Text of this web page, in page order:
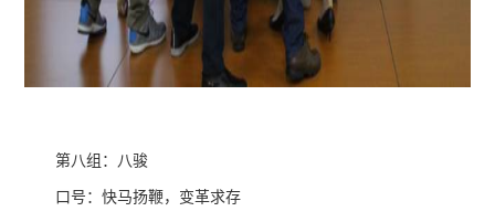
第八组：八骏
口号：快马扬鞭，变革求存